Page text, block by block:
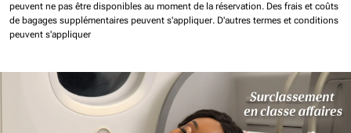
peuvent ne pas être disponibles au moment de la réservation. Des frais et coûts
de bagages supplémentaires peuvent s'appliquer. D'autres termes et conditions
peuvent s'appliquer